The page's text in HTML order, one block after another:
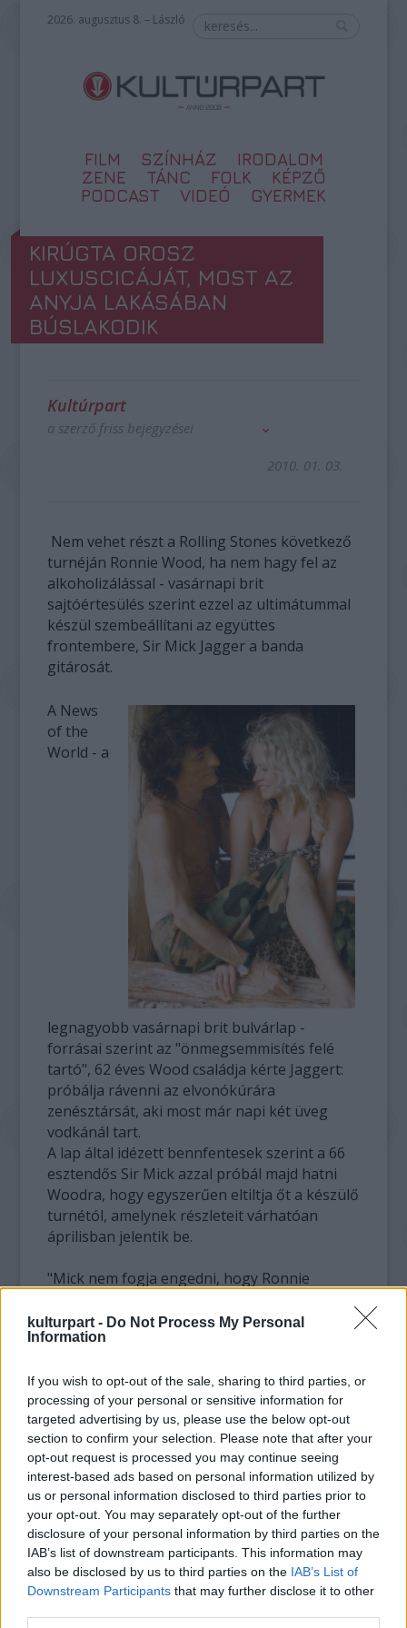
kulturpart - Do Not Process My Personal
Information
If you wish to opt-out of the sale, sharing to third parties, or
processing of your personal or sensitive information for
targeted advertising by us, please use the below opt-out
section to confirm your selection. Please note that after your
opt-out request is processed you may continue seeing
interest-based ads based on personal information utilized by
us or personal information disclosed to third parties prior to
your opt-out. You may separately opt-out of the further
disclosure of your personal information by third parties on the
IAB’s list of downstream participants. This information may
also be disclosed by us to third parties on the IAB’s List of
Downstream Participants that may further disclose it to other
2026. augusztus 8. – László
FILM SZÍNHÁZ
IRODALOM
ZENE
TÁNC FOLK
KÉPZŐ
PODCAST
VIDEÓ GYERMEK
KIRÚGTA OROSZ
LUXUSCICÁJÁT, MOST AZ
ANYJA LAKÁSÁBAN
BÚSLAKODIK
Kultúrpart
a szerző friss bejegyzései
2010. 01. 03.
Nem vehet részt a Rolling Stones következő
turnéján Ronnie Wood, ha nem hagy fel az
alkoholizálással - vasárnapi brit
sajtóértesülés szerint ezzel az ultimátummal
készül szembeállítani az együttes
frontembere, Sir Mick Jagger a banda
gitárosát.
A News
of the
World - a
legnagyobb vasárnapi brit bulvárlap -
forrásai szerint az "önmegsemmisítés felé
tartó", 62 éves Wood családja kérte Jaggert:
próbálja rávenni az elvonókúrára
zenésztársát, aki most már napi két üveg
vodkánál tart.
A lap által idézett bennfentesek szerint a 66
esztendős Sir Mick azzal próbál majd hatni
Woodra, hogy egyszerűen eltiltja őt a készülő
turnétól, amelynek részleteit várhatóan
áprilisban jelentik be.
"Mick nem fogja engedni, hogy Ronnie
azon gondolkodik, hogy kivel lehetne
helyettesíteni (Woodot)" - mondta az egyik jól
Ronnie Wood életét meglehetősen kínos
magánéleti gondok is keserítik mostanában.
A Rolling Stones veterán gitárosa a minap
rendőrségi figyelmeztetésben részesült 21
éves orosz exbarátnőjével, Jekatyerina
Ivanovával vívott utcai összecsapása miatt,
amelyért korábban őrizetbe is vették.
Szemtanúk beszámolói szerint a viharvert
rocker és az orosz szőkeség néhány hete
szabályosan összeverekedett a zenész